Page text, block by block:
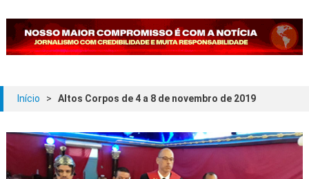
Início > Altos Corpos de 4 a 8 de novembro de 2019